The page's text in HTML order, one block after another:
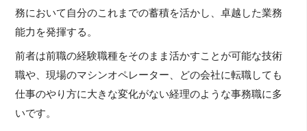
務において自分のこれまでの蓄積を活かし、卓越した業務
能力を発揮する。
前者は前職の経験職種をそのまま活かすことが可能な技術
職や、現場のマシンオペレーター、どの会社に転職しても
仕事のやり方に大きな変化がない経理のような事務職に多
いです。